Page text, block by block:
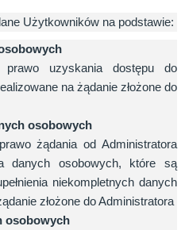
Użytkowników na podstawie:
prawo uzyskania dostępu do
na żądanie złożone do
osobowych
żądania od Administratora
danych osobowych, które są
niekompletnych danych
złożone do Administratora
osobowych